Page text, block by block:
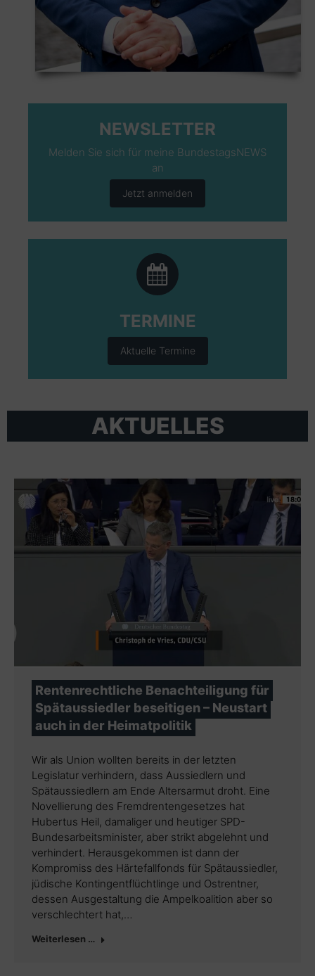
NEWSLETTER
Melden Sie sich für meine BundestagsNEWS
an
Jetzt anmelden
TERMINE
Aktuelle Termine
AKTUELLES
Rentenrechtliche Benachteiligung für
Spätaussiedler beseitigen – Neustart
auch in der Heimatpolitik
Wir als Union wollten bereits in der letzten
Legislatur verhindern, dass Aussiedlern und
Spätaussiedlern am Ende Altersarmut droht. Eine
Novellierung des Fremdrentengesetzes hat
Hubertus Heil, damaliger und heutiger SPD-
Bundesarbeitsminister, aber strikt abgelehnt und
verhindert. Herausgekommen ist dann der
Kompromiss des Härtefallfonds für Spätaussiedler,
jüdische Kontingentflüchtlinge und Ostrentner,
dessen Ausgestaltung die Ampelkoalition aber so
verschlechtert hat,…
Weiterlesen …